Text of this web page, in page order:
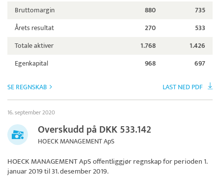
Bruttomargin 880
735
Årets resultat
270
533
Totale aktiver
1.768
1.426
Egenkapital
968 697
SE REGNSKAB LAST NED PDF
16. september 2020
Overskudd på DKK 533.142
HOECK MANAGEMENT ApS
HOECK MANAGEMENT ApSoffentliggjør regnskap for perioden 1.
januar 2019 til 31. desember 2019.